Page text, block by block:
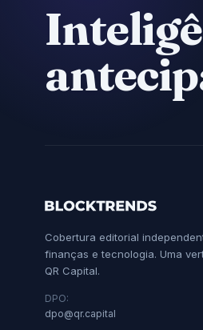
Cobertura editorial
finanças e tecnologia. Uma
QR Capital.
DPO:
dpo@qr.capital